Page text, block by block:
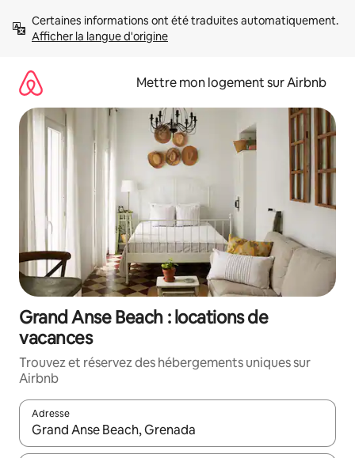
directement
Afficher la langue d'origine
Mettre mon logement sur Airbnb
Grand Anse Beach : locations de
vacances
Trouvez et réservez des hébergements uniques sur
Airbnb
Adresse
Lorsque les résultats s'affichent, utilisez les flèches vers le